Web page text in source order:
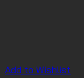
Add to Wishlist